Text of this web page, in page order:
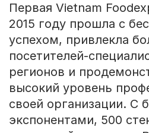
Первая Vietnam
2015 году прошла с
успехом, привлекла
посетителей-
регионов и
высокий уровень
своей организации. С
экспонентами, 500